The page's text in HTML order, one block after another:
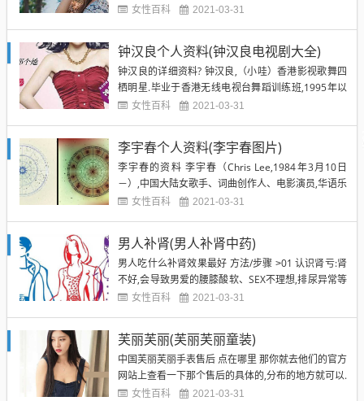
前话.想要快速长高,最重要的一点就是合理膳食,多多
期长高方法;大家用什么 ~~运动也是关键.有利...
女性百科 2021-03-31
钟汉良个人资料(钟汉良电视剧大全)
钟汉良的详细资料? 钟汉良,（小哇）香港影视歌舞四
栖明星.毕业于香港无线电视台舞蹈训练班,1995年以
一首《OREA》在台湾乐坛一炮而红,有歌坛"小太
工作重心转向内地,以影视剧表演为主,出演过《四大
名...
女性百科 2021-03-31
李宇春个人资料(李宇春图片)
李宇春的资料 李宇春（Chris Lee,1984年3月10日
－）,中国大陆女歌手、词曲创作人、电影演员,华语乐
坛天后级人物,素有"舞台皇后"美誉,被美国《时代周
认为2005年后华语乐坛最...
女性百科 2021-03-31
男人补肾(男人补肾中药)
男人吃什么补肾效果最好 方法/步骤 ˃01 认识肾亏:肾
不好,会导致男爱的腰膝酸软、SEX不理想,排尿异常等
症,进行滋补、扶助的上品. 共2图˃02 动物肾脏:动物
病的男士需要注意这个问题. ˃03 ...
女性百科 2021-03-31
芙丽芙丽(芙丽芙丽童装)
中国芙丽芙丽手表售后 点在哪里 那你就去他们的官方
网站上查看一下那个售后的具体的,分布的地方就可以.
我用芙丽芙丽的手表,一年多前机芯坏了去专柜返回了
女性百科 2021-03-31